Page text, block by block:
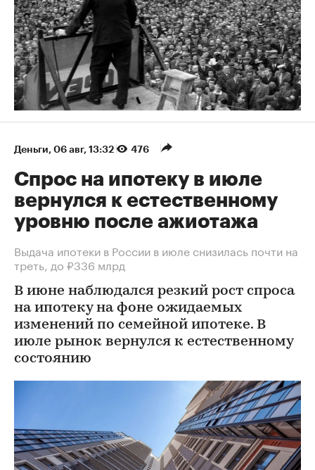
Деньги 06 авг, 13:32 476
Спрос на ипотеку в июле
вернулся к естественному
уровню после ажиотажа
Выдача ипотеки в России в июле снизилась почти на
треть, до ₽336 млрд
В июне наблюдался резкий рост спроса
на ипотеку на фоне ожидаемых
изменений по семейной ипотеке. В
июле рынок вернулся к естественному
состоянию